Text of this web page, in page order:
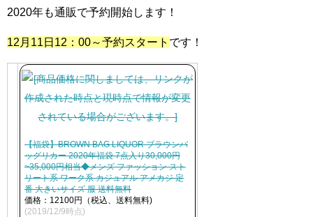
2020年も通販で予約開始します！
12月11日12：00～予約スタート です！
【福袋】BROWN BAG LIQUOR ブラウンバ
ッグリカー 2020年福袋 7点入り30,000円
~35,000円相当◆メンズ ファッション スト
リート系 ワーク系 カジュアル アメカジ 定
番 大きいサイズ 服 送料無料
価格：12100円（税込、送料無料)
(2019/12/9時点)